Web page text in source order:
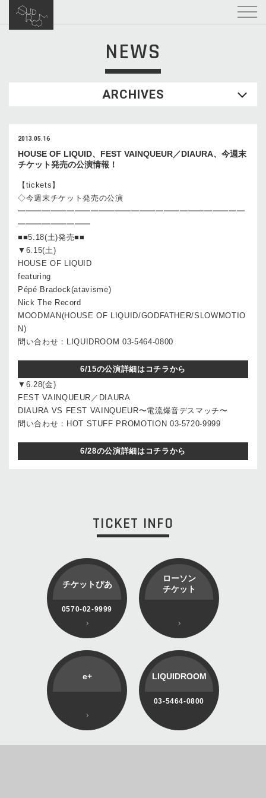
NEWS
ARCHIVES
2013.05.16
HOUSE OF LIQUID、FEST VAINQUEUR／DIAURA、今週末
チケット発売の公演情報！
【tickets】
◇今週末チケット発売の公演
━━━━━━━━━━━━━━━━━━━━━━━━━━━━
━━━━━━━━━
■■5.18(土)発売■■
▼6.15(土)
HOUSE OF LIQUID
featuring
Pépé Bradock(atavisme)
Nick The Record
MOODMAN(HOUSE OF LIQUID/GODFATHER/SLOWMOTIO
N)
問い合わせ：LIQUIDROOM 03-5464-0800
6/15の公演詳細はコチラから
▼6.28(金)
FEST VAINQUEUR／DIAURA
DIAURA VS FEST VAINQUEUR〜電流爆音デスマッチ〜
問い合わせ：HOT STUFF PROMOTION 03-5720-9999
6/28の公演詳細はコチラから
TICKET INFO
チケットぴあ
0570-02-9999
ローソン
チケット
e+ LIQUIDROOM
03-5464-0800